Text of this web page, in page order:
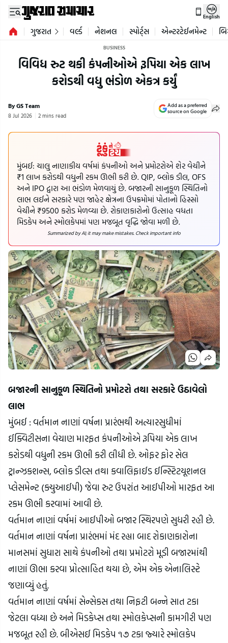
English
ગુજરાત વર્લ્ડ નેશનલ સ્પોર્ટ્સ એન્ટરટેઈનમેન્ટ
BUSINESS
વિવિધ રુટ થકી કંપનીઓએ રૂપિયા એક લાખ
કરોડથી વધુ ભંડોળ એકત્ર કર્યું
By GS Team
8 Jul 2026 2 mins read
Add as a preferred
source on Google
મુંબઈ: ચાલુ નાણાકીય વર્ષમાં કંપનીઓ અને પ્રમોટરોએ શેર વેચીને
₹1 લાખ કરોડથી વધુની રકમ ઊભી કરી છે. QIP, બ્લોક ડીલ, OFS
અને IPO દ્વારા આ ભંડોળ મેળવાયું છે. બજારની સાનુકૂળ સ્થિતિનો
લાભ લઈને સરકારે પણ જાહેર ક્ષેત્રના ઉપક્રમોમાં પોતાનો હિસ્સો
વેચીને ₹9500 કરોડ મેળવ્યા છે. રોકાણકારોનો ઉત્સાહ વધતા
મિડકેપ અને સ્મોલકેપમાં પણ મજબૂત વૃદ્ધિ જોવા મળી છે.
Summarized by AI; it may make mistakes. Check important info
બજારની સાનુકૂળ સ્થિતિનો પ્રમોટરો તથા સરકારે ઉઠાવેલો
લાભ
મુંબઈ : વર્તમાન નાણાં વર્ષના પ્રારંભથી અત્યારસુધીમાં
ઈક્વિટીસના વેચાણ મારફત કંપનીઓએ રૂપિયા એક લાખ
કરોડથી વધુની રકમ ઊભી કરી લીધી છે. ઓફર ફોર સેલ
ટ્રાન્ઝકશન્સ, બ્લોક ડીલ્સ તથા કવાલિફાઈડ ઈન્સ્ટિટયૂશનલ
પ્લેસમેન્ટ (ક્યુઆઈપી) જેવા રુટ ઉપરાંત આઈપીઓ મારફત આ
રકમ ઊભી કરવામાં આવી છે.
વર્તમાન નાણાં વર્ષમાં આઈપીઓ બજાર સ્થિરપણે સુધરી રહી છે.
વર્તમાન નાણાં વર્ષના પ્રારંભમાં મંદ રહ્યા બાદ રોકાણકારોના
માનસમાં સુધારા સાથે કંપનીઓ તથા પ્રમોટરો મૂડી બજારમાંથી
નાણાં ઊભા કરવા પ્રોત્સાહિત થયા છે, એમ એક એનાલિસ્ટે
જણાવ્યું હતું.
વર્તમાન નાણાં વર્ષમાં સેન્સેકસ તથા નિફટી બન્ને સાત ટકા
જેટલા વધ્યા છે અને મિડકેપ્સ તથા સ્મોલકેપ્સની કામગીરી પણ
મજબૂત રહી છે. બીએસઈ મિડકેપ ૧૭ ટકા જ્યારે સ્મોલકેપ